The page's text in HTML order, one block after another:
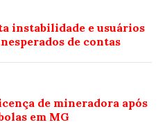
instabilidade e usuários
de contas
de mineradora após
em MG